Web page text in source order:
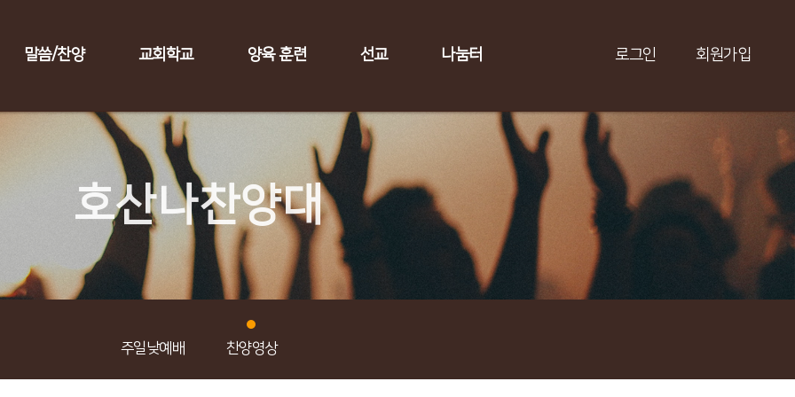
말씀/찬양 교회학교 양육 훈련 선교 나눔터 로그인 회원가입
호산나찬양대
주일낮예배 찬양영상